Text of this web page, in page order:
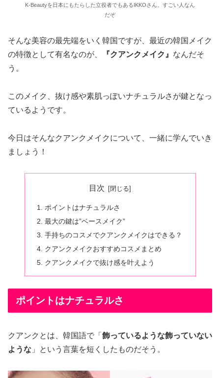
K-Beautyを日本にもたらした立役者でもあるIKKOさん。すごい人なん
だぞ
そんな美容の最先端をいく韓国ですが、最近の韓国メイク
の特徴として有名なのが、
『クアンクメイク』 なんだそ
う。
このメイク、抜け感や素肌っぽいナチュラルさが鍵となっ
ているようです。
今日はそんなクアンクメイクについて、一緒に学んでいき
ましょう！
目次
ポイントはナチュラルさ
最大の鍵は”ベースメイク”
手持ちのコスメでクアンクメイクはできる？
クアンクメイクおすすめコスメまとめ
クアンクメイクで抜け感を叶えよう
ポイントはナチュラルさ
クアンクとは、韓国語で「 飾っているような飾っていない
ような 」という言葉を短くしたものだそう。